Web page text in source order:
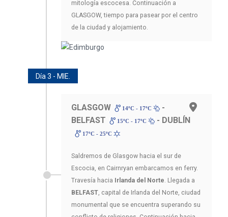
mitología escocesa. Continuación a
GLASGOW, tiempo para pasear por el centro
de la ciudad y alojamiento.
Día 3 - MIE.
GLASGOW 14ºC - 17ºC
-
BELFAST
15ºC - 17ºC - DUBLÍN
17ºC - 25ºC
Saldremos de Glasgow hacia el sur de
Escocia, en Cairnryan embarcamos en ferry.
Travesía hacia Irlanda del Norte . Llegada a
BELFAST , capital de Irlanda del Norte, ciudad
monumental que se encuentra superando su